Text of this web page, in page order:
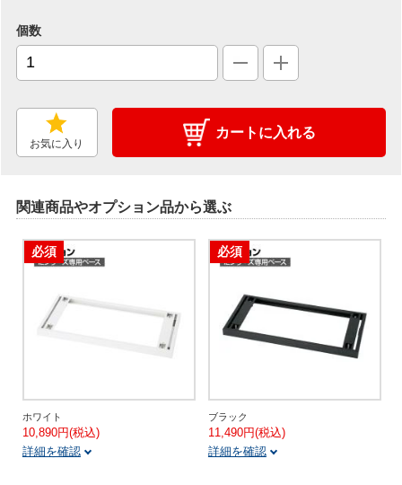
個数
お気に入り
カートに入れる
関連商品やオプション品から選ぶ
必須
ホワイト
10,890円(税込)
詳細を確認
必須
ブラック
11,490円(税込)
詳細を確認